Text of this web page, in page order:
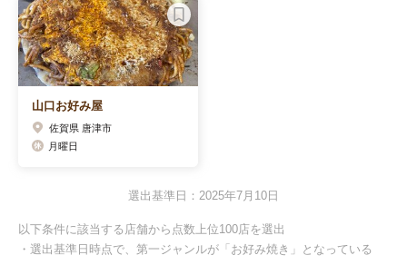
山口お好み屋
佐賀県 唐津市
月曜日
選出基準日：2025年7月10日
以下条件に該当する店舗から点数上位100店を選出
・選出基準日時点で、第一ジャンルが「お好み焼き」となっている